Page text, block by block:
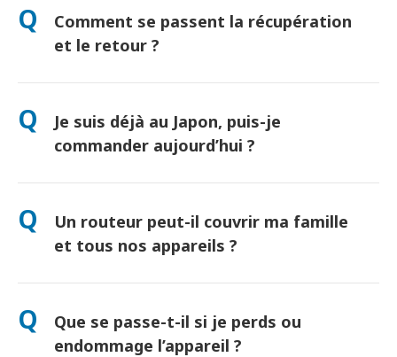
une congestion temporaire peut ralentir le débit. Si cela se
produit, nous créditerons votre location.)
Q
Comment se passent la récupération
et le retour ?
Récupération à l’aéroport ou livraison à l’hôtel/domicile avant
il suffit de déposer le colis dans une boîte postale au Japon.
Aucune file d’attente, aucun formulaire.
Q
Je suis déjà au Japon, puis-je
commander aujourd’hui ?
Oui ! Retrait le jour même à l’aéroport disponible. Livraison à
connaître l’option la plus rapide selon votre lieu de séjour.
Q
Un routeur peut-il couvrir ma famille
et tous nos appareils ?
"Oui, jusqu’à 10 appareils connectés simultanément
heures d’autonomie, et une batterie externe gratuite incluse."
Q
Que se passe-t-il si je perds ou
endommage l’appareil ?